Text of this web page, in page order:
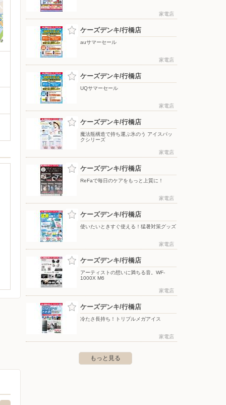
家電店
ケーズデンキ/行橋店
auサマーセール
家電店
ケーズデンキ/行橋店
UQサマーセール
家電店
ケーズデンキ/行橋店
魔法瓶構造で持ち運ぶ氷のう アイスパッ
クシリーズ
家電店
ケーズデンキ/行橋店
ReFaで毎日のケアをもっと上質に！
家電店
ケーズデンキ/行橋店
使いたいときすぐ使える！猛暑対策グッズ
家電店
ケーズデンキ/行橋店
アーティストの想いに満ちる音。WF-
1000X M6
家電店
ケーズデンキ/行橋店
冷たさ長持ち！トリプルメガアイス
家電店
もっと見る